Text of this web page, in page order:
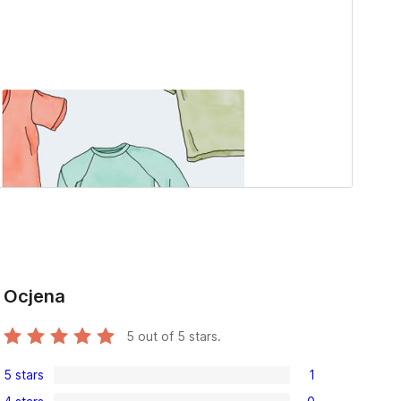
Ocjena
5 out of 5 stars.
1
5 stars
1